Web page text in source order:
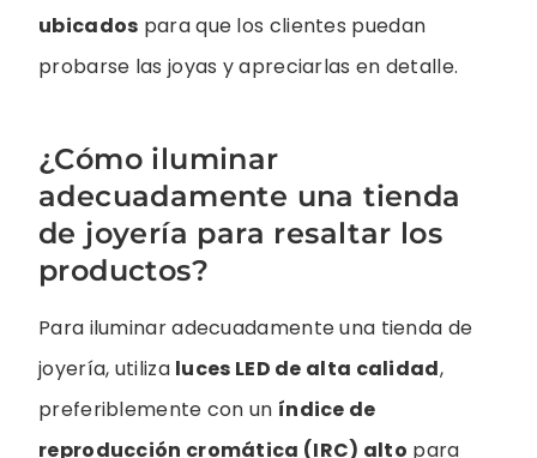
ubicados para que los clientes puedan
probarse las joyas y apreciarlas en detalle.
¿Cómo iluminar
adecuadamente una tienda
de joyería para resaltar los
productos?
Para iluminar adecuadamente una tienda de
joyería, utiliza luces LED de alta calidad,
preferiblemente con un índice de
reproducción cromática (IRC) alto para